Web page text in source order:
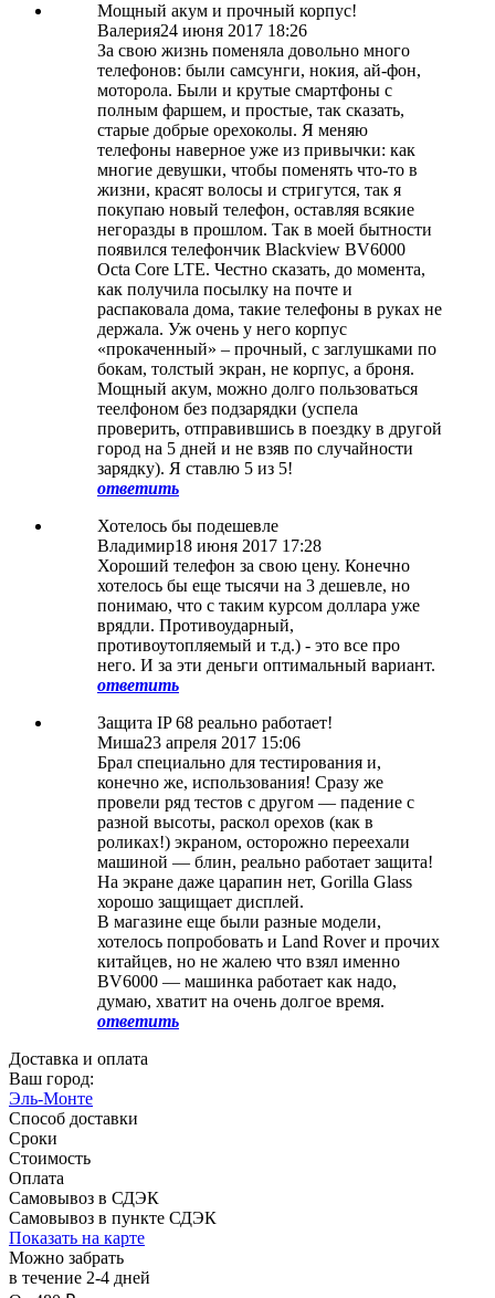
Мощный акум и прочный корпус!
Валерия24 июня 2017 18:26
За свою жизнь поменяла довольно много
телефонов: были самсунги, нокия, ай-фон,
моторола. Были и крутые смартфоны с
полным фаршем, и простые, так сказать,
старые добрые орехоколы. Я меняю
телефоны наверное уже из привычки: как
многие девушки, чтобы поменять что-то в
жизни, красят волосы и стригутся, так я
покупаю новый телефон, оставляя всякие
негоразды в прошлом. Так в моей бытности
появился телефончик Blackview BV6000
Octa Core LTE. Честно сказать, до момента,
как получила посылку на почте и
распаковала дома, такие телефоны в руках не
держала. Уж очень у него корпус
«прокаченный» – прочный, с заглушками по
бокам, толстый экран, не корпус, а броня.
Мощный акум, можно долго пользоваться
теелфоном без подзарядки (успела
проверить, отправившись в поездку в другой
город на 5 дней и не взяв по случайности
зарядку). Я ставлю 5 из 5!
ответить
Хотелось бы подешевле
Владимир18 июня 2017 17:28
Хороший телефон за свою цену. Конечно
хотелось бы еще тысячи на 3 дешевле, но
понимаю, что с таким курсом доллара уже
врядли. Противоударный,
противоутопляемый и т.д.) - это все про
него. И за эти деньги оптимальный вариант.
ответить
Защита IP 68 реально работает!
Миша23 апреля 2017 15:06
Брал специально для тестирования и,
конечно же, использования! Сразу же
провели ряд тестов с другом — падение с
разной высоты, раскол орехов (как в
роликах!) экраном, осторожно переехали
машиной — блин, реально работает защита!
На экране даже царапин нет, Gorilla Glass
хорошо защищает дисплей.
В магазине еще были разные модели,
хотелось попробовать и Land Rover и прочих
китайцев, но не жалею что взял именно
BV6000 — машинка работает как надо,
думаю, хватит на очень долгое время.
ответить
Доставка и оплата
Ваш город:
Эль-Монте
Способ доставки
Сроки
Стоимость
Оплата
Самовывоз в СДЭК
Самовывоз в пункте СДЭК
Показать на карте
Можно забрать
в течение 2-4 дней